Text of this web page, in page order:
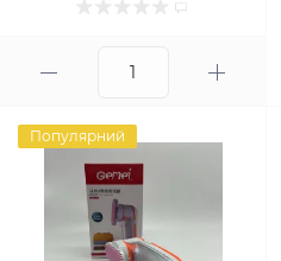
Популярний